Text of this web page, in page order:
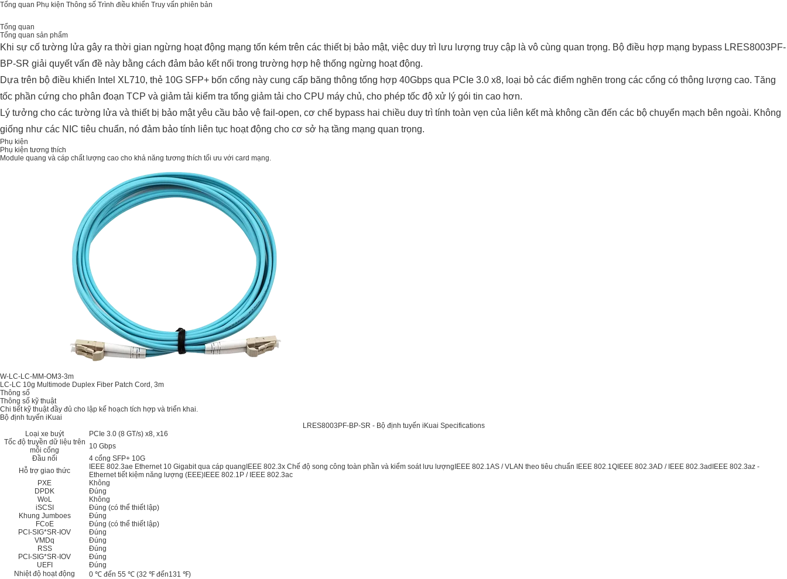
Tổng quan Phụ kiện Thông số Trình điều khiển Truy vấn phiên bản
Tổng quan
Tổng quan sản phẩm
Khi sự cố tường lửa gây ra thời gian ngừng hoạt động mạng tốn kém trên các thiết bị bảo mật, việc duy trì lưu lượng truy cập là vô cùng quan trọng. Bộ điều hợp mạng bypass LRES8003PF-
BP-SR giải quyết vấn đề này bằng cách đảm bảo kết nối trong trường hợp hệ thống ngừng hoạt động.
Dựa trên bộ điều khiển Intel XL710, thẻ 10G SFP+ bốn cổng này cung cấp băng thông tổng hợp 40Gbps qua PCIe 3.0 x8, loại bỏ các điểm nghẽn trong các cổng có thông lượng cao. Tăng
tốc phần cứng cho phân đoạn TCP và giảm tải kiểm tra tổng giảm tải cho CPU máy chủ, cho phép tốc độ xử lý gói tin cao hơn.
Lý tưởng cho các tường lửa và thiết bị bảo mật yêu cầu bảo vệ fail-open, cơ chế bypass hai chiều duy trì tính toàn vẹn của liên kết mà không cần đến các bộ chuyển mạch bên ngoài. Không
giống như các NIC tiêu chuẩn, nó đảm bảo tính liên tục hoạt động cho cơ sở hạ tầng mạng quan trọng.
Phụ kiện
Phụ kiện tương thích
Module quang và cáp chất lượng cao cho khả năng tương thích tối ưu với card mạng.
W-LC-LC-MM-OM3-3m
LC-LC 10g Multimode Duplex Fiber Patch Cord, 3m
Thông số
Thông số kỹ thuật
Chi tiết kỹ thuật đầy đủ cho lập kế hoạch tích hợp và triển khai.
Bộ định tuyến iKuai
LRES8003PF-BP-SR - Bộ định tuyến iKuai Specifications
Loại xe buýt
PCIe 3.0 (8 GT/s) x8, x16
Tốc độ truyền dữ liệu trên
mỗi cổng
10 Gbps
Đầu nối
4 cổng SFP+ 10G
Hỗ trợ giao thức
IEEE 802.3ae Ethernet 10 Gigabit qua cáp quangIEEE 802.3x Chế độ song công toàn phần và kiểm soát lưu lượngIEEE 802.1AS / VLAN theo tiêu chuẩn IEEE 802.1QIEEE 802.3AD / IEEE 802.3adIEEE 802.3az -
Ethernet tiết kiệm năng lượng (EEE)IEEE 802.1P / IEEE 802.3ac
PXE
Không
DPDK
Đúng
WoL
Không
iSCSI
Đúng (có thể thiết lập)
Khung Jumboes
Đúng
FCoE
Đúng (có thể thiết lập)
PCI-SIG*SR-IOV
Đúng
VMDq
Đúng
RSS
Đúng
PCI-SIG*SR-IOV
Đúng
UEFI
Đúng
Nhiệt độ hoạt động
0 ℃ đến 55 ℃ (32 ℉ đến131 ℉)